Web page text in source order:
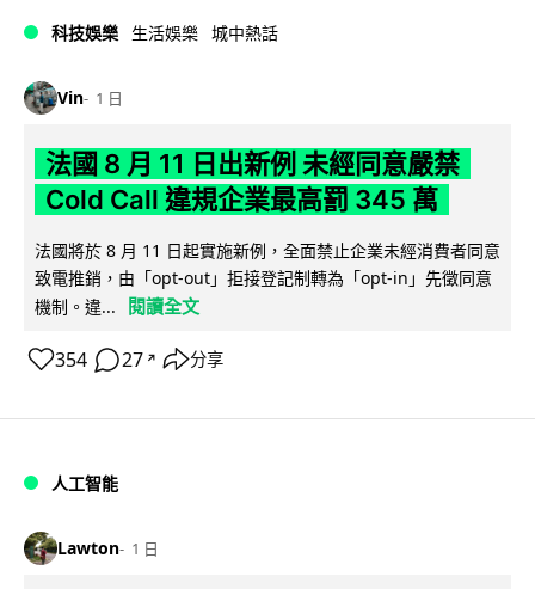
科技娛樂 生活娛樂 城中熱話
Vin 1 日
法國 8 月 11 日出新例 未經同意嚴禁
Cold Call 違規企業最高罰 345 萬
法國將於 8 月 11 日起實施新例，全面禁止企業未經消費者同意
致電推銷，由「opt-out」拒接登記制轉為「opt-in」先徵同意
機制。違...
閱讀全文
354 27 ↗ 分享
人工智能
Lawton 1 日